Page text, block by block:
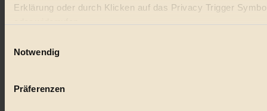
Erklärung oder durch Klicken auf das Privacy Trigger
Wenn Sie es erlauben, würden wir auch gerne:
Ihr Gerät durch aktives Scannen nach bestimmten
Notwendig
Präferenzen
Vegan